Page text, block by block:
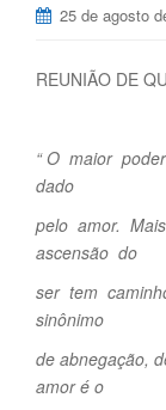
25 de agosto
REUNIÃO DE
“ O maior
dado
pelo amor.
ascensão do
ser tem
sinônimo
de abnegação,
amor é o